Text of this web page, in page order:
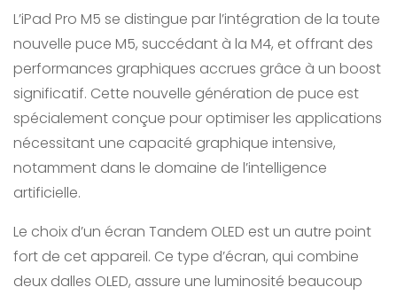
L’iPad Pro M5 se distingue par l’intégration de la toute
nouvelle puce M5, succédant à la M4, et offrant des
performances graphiques accrues grâce à un boost
significatif. Cette nouvelle génération de puce est
spécialement conçue pour optimiser les applications
nécessitant une capacité graphique intensive,
notamment dans le domaine de l’intelligence
artificielle.
Le choix d’un écran Tandem OLED est un autre point
fort de cet appareil. Ce type d’écran, qui combine
deux dalles OLED, assure une luminosité beaucoup